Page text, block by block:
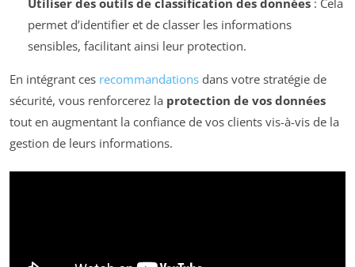
permet d’identifier et de classer les informations
sensibles, facilitant ainsi leur protection.
En intégrant ces recommandations dans votre stratégie de
sécurité, vous renforcerez la protection de vos données
tout en augmentant la confiance de vos clients vis-à-vis de la
gestion de leurs informations.